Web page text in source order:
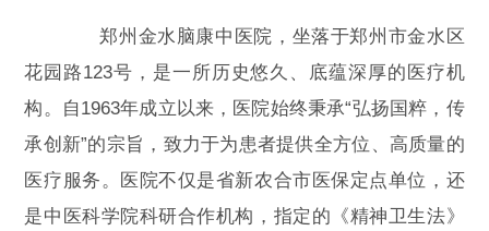
郑州金水脑康中医院，坐落于郑州市金水区
花园路123号，是一所历史悠久、底蕴深厚的医疗机
构。自1963年成立以来，医院始终秉承“弘扬国粹，传
承创新”的宗旨，致力于为患者提供全方位、高质量的
医疗服务。医院不仅是省新农合市医保定点单位，还
是中医科学院科研合作机构，指定的《精神卫生法》